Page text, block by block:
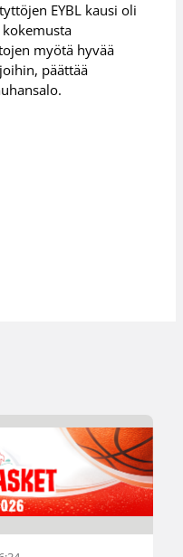
EYBL kausi oli
myötä hyvää
päättää